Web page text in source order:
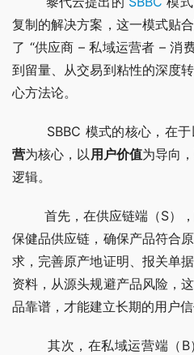
复制的解决方案，这一模式贴
了 “供应商 – 私域运营者 – 消
到留量、从交易到粘性的深度
心方法论。
SBBC 模式的核心，在于
营为核心，以 用户价值为导向
逻辑。
首先，在供应链端（S），
保健品供应链，确保产品符合
求，完善原产地证明、报关单
资料，从源头规避产品风险，
品靠谱，才能建立长期的用户信
其次，在私域运营端（B